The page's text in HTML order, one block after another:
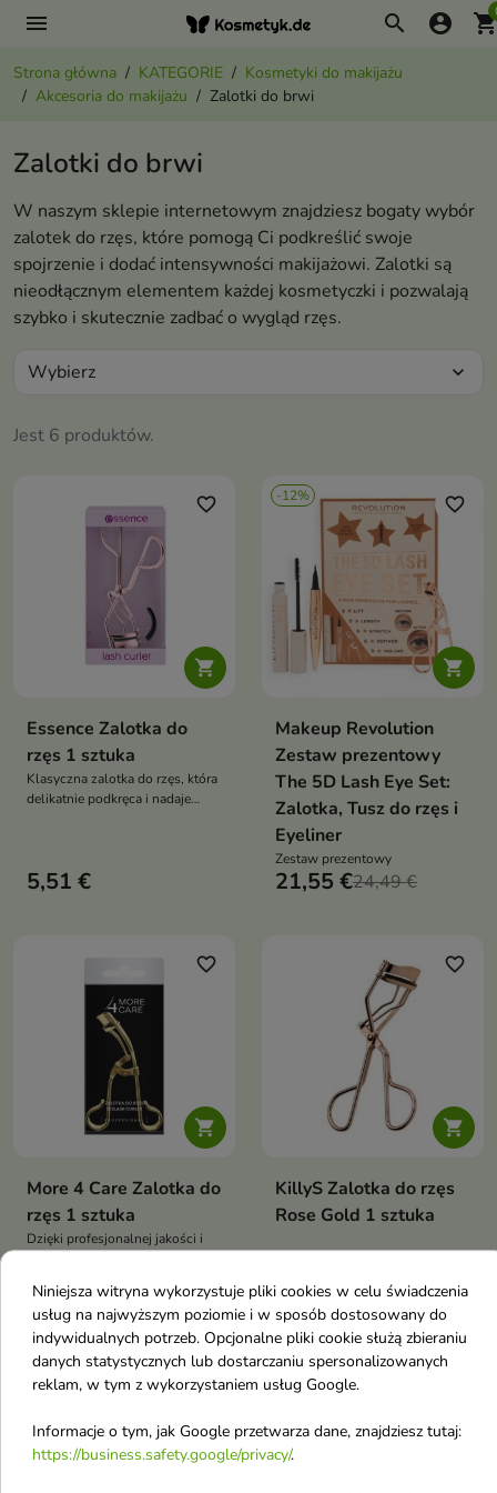
menu search account_circle
Strona główna KATEGORIE
Kosmetyki do makijażu
Akcesoria do makijażu
Zalotki do brwi
Zalotki do brwi
W naszym sklepie internetowym znajdziesz bogaty wybór
zalotek do rzęs, które pomogą Ci podkreślić swoje
spojrzenie i dodać intensywności makijażowi. Zalotki są
nieodłącznym elementem każdej kosmetyczki i pozwalają
szybko i skutecznie zadbać o wygląd rzęs.
Jest 6 produktów.
Wybierz expand_more

favorite_border
Essence Zalotka do
rzęs 1 sztuka
Klasyczna zalotka do rzęs, która
delikatnie podkręca i nadaje
codziennego makijażu oczu
5,51 €
-12%

favorite_border
Makeup Revolution
Zestaw prezentowy
The 5D Lash Eye Set:
Zalotka, Tusz do rzęs i
Eyeliner
Zestaw prezentowy
21,55 €24,49 €

favorite_border
More 4 Care Zalotka do
rzęs 1 sztuka
Dzięki profesjonalnej jakości i
codziennej rutyny makijażowej
7,08 €

favorite_border
KillyS Zalotka do rzęs
Rose Gold 1 sztuka
4,22 €
favorite_border Obecnie brak na stanie favorite_border
Niniejsza witryna wykorzystuje pliki cookies w celu świadczenia
usług na najwyższym poziomie i w sposób dostosowany do
indywidualnych potrzeb. Opcjonalne pliki cookie służą zbieraniu
danych statystycznych lub dostarczaniu spersonalizowanych
reklam, w tym z wykorzystaniem usług Google.
Informacje o tym, jak Google przetwarza dane, znajdziesz tutaj:
https://business.safety.google/privacy/.